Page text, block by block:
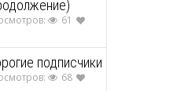
61
подписчики
68